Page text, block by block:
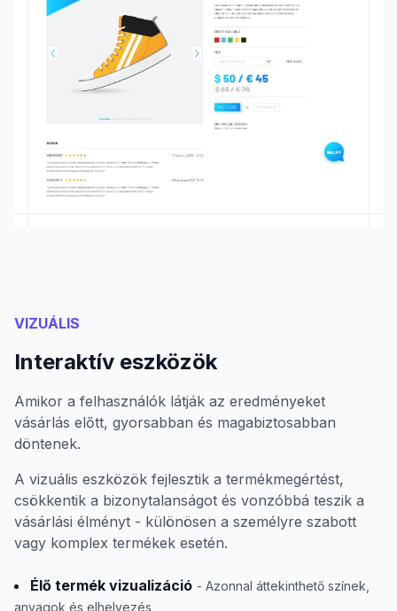
VIZUÁLIS
Interaktív eszközök
Amikor a felhasználók látják az eredményeket
vásárlás előtt, gyorsabban és magabiztosabban
döntenek.
A vizuális eszközök fejlesztik a termékmegértést,
csökkentik a bizonytalanságot és vonzóbbá teszik a
vásárlási élményt - különösen a személyre szabott
vagy komplex termékek esetén.
Élő termék vizualizáció - Azonnal áttekinthető színek,
anyagok és elhelyezés